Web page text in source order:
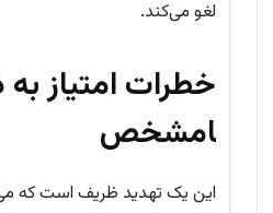
لغو می‌کند.
خطرات امتیاز
امشخص
این یک تهدید ظریف است که